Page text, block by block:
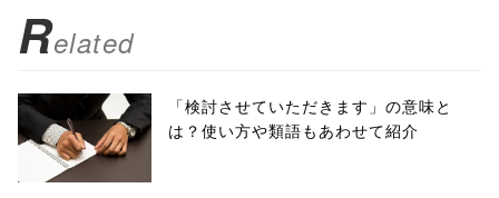
Related
「検討させていただきます」の意味と
は？使い方や類語もあわせて紹介